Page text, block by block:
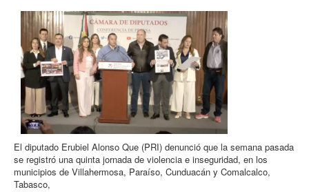
El diputado Erubiel Alonso Que (PRI) denunció que la semana pasada
se registró una quinta jornada de violencia e inseguridad, en los
municipios de Villahermosa, Paraíso, Cunduacán y Comalcalco,
Tabasco,